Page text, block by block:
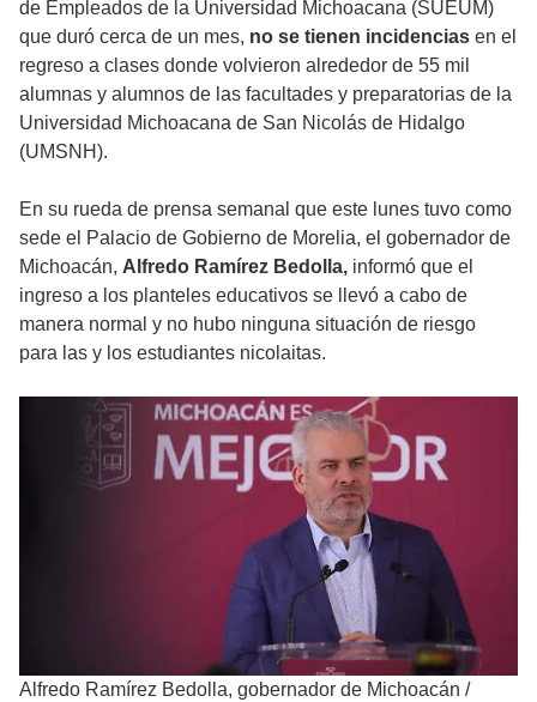
de Empleados de la Universidad Michoacana (SUEUM)
que duró cerca de un mes, no se tienen incidencias en el
regreso a clases donde volvieron alrededor de 55 mil
alumnas y alumnos de las facultades y preparatorias de la
Universidad Michoacana de San Nicolás de Hidalgo
(UMSNH).
En su rueda de prensa semanal que este lunes tuvo como
sede el Palacio de Gobierno de Morelia, el gobernador de
Michoacán, Alfredo Ramírez Bedolla, informó que el
ingreso a los planteles educativos se llevó a cabo de
manera normal y no hubo ninguna situación de riesgo
para las y los estudiantes nicolaitas.
Alfredo Ramírez Bedolla, gobernador de Michoacán /